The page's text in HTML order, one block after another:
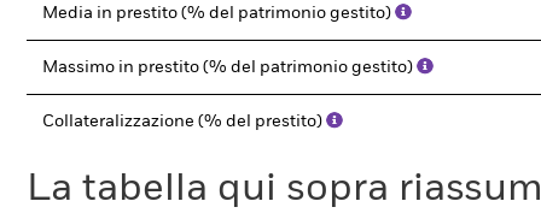
Media in prestito (% del patrimonio gestito)
Massimo in prestito (% del patrimonio gestito)
Collateralizzazione (% del prestito)
La tabella qui sopra